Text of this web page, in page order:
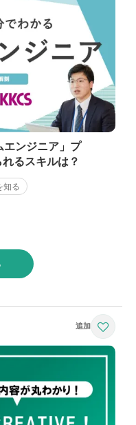
エンジニア」プ
るスキルは？
知る